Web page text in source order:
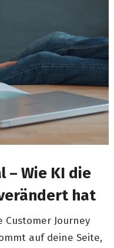
– Wie KI die
hat
Customer Journey
auf deine Seite,